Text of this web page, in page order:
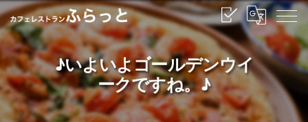
♪いよいよゴールデンウイ
ークですね。♪